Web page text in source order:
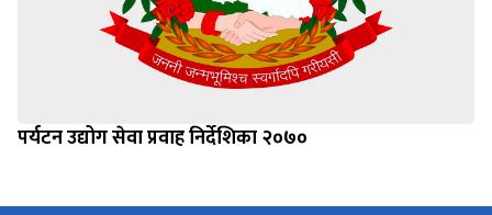
पर्यटन उद्योग सेवा प्रवाह निर्देशिका २०७०